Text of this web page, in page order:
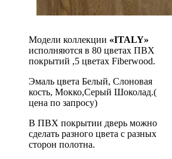
Модели коллекции «ITALY»
исполняются в 80 цветах ПВХ
покрытий ,5 цветах Fiberwood.
Эмаль цвета Белый, Слоновая
кость, Мокко,Серый Шоколад.(
цена по запросу)
В ПВХ покрытии дверь можно
сделать разного цвета с разных
сторон полотна.